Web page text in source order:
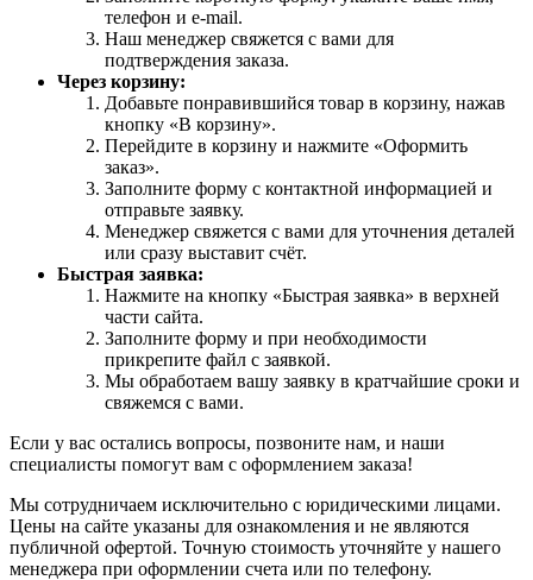
телефон и e-mail.
Наш менеджер свяжется с вами для
подтверждения заказа.
Через корзину:
Добавьте понравившийся товар в корзину, нажав
кнопку «В корзину».
Перейдите в корзину и нажмите «Оформить
заказ».
Заполните форму с контактной информацией и
отправьте заявку.
Менеджер свяжется с вами для уточнения деталей
или сразу выставит счёт.
Быстрая заявка:
Нажмите на кнопку «Быстрая заявка» в верхней
части сайта.
Заполните форму и при необходимости
прикрепите файл с заявкой.
Мы обработаем вашу заявку в кратчайшие сроки и
свяжемся с вами.
Если у вас остались вопросы, позвоните нам, и наши
специалисты помогут вам с оформлением заказа!
Мы сотрудничаем исключительно с юридическими лицами.
Цены на сайте указаны для ознакомления и не являются
публичной офертой. Точную стоимость уточняйте у нашего
менеджера при оформлении счета или по телефону.